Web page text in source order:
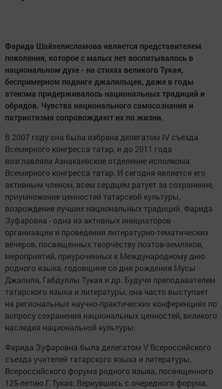
Фарида Шайхелисламова является представителем
поколения, которое с малых лет воспитывалось в
национальном духе - на стихах великого Тукая,
беспримерном подвиге джалильцев, даже в годы
атеизма придерживалось национальных традиций и
обрядов. Чувства национального самосознания и
патриотизма сопровождают их по жизни.
В 2007 году она была избрана делегатом IV съезда
Всемирного конгресса татар, и до 2011 года
возглавляла Азнакаевское отделение исполкома
Всемирного конгресса татар. И сегодня является его
активным членом, всем сердцем ратует за сохранение,
приумножение ценностей татарской культуры,
возрождение лучших национальных традиций. Фарида
Зуфаровна - одна из активных инициаторов
организации и проведения литературно-тематических
вечеров, посвященных творчеству поэтов-земляков,
мероприятий, приуроченных к Международному дню
родного языка, годовщине со дня рождения Мусы
Джалиля, Габдуллы Тукая и др. Будучи преподавателем
татарского языка и литературы, она часто выступает
на региональных научно-практических конференциях по
вопросу сохранения национальных ценностей, великого
наследия национальной культуры.
Фарида Зуфаровна была делегатом V Всероссийского
съезда учителей татарского языка и литературы,
Всероссийского форума родного языка, посвященного
125-летию Г. Тукая. Вернувшись с очередного форума,